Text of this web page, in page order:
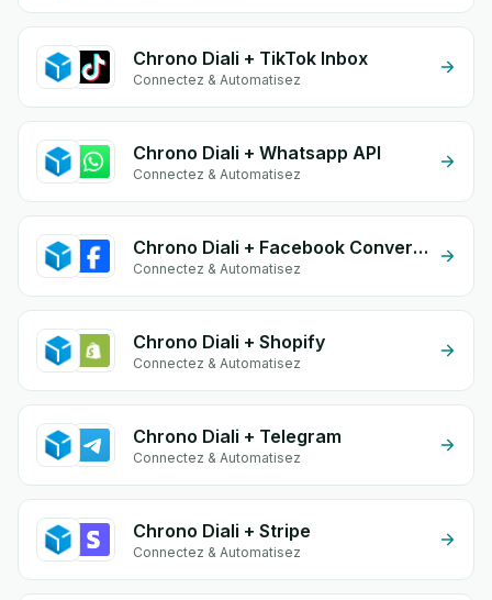
Chrono Diali + TikTok Inbox
Connectez & Automatisez
Chrono Diali + Whatsapp API
Connectez & Automatisez
Chrono Diali + Facebook Conversion API (CAPI)
Connectez & Automatisez
Chrono Diali + Shopify
Connectez & Automatisez
Chrono Diali + Telegram
Connectez & Automatisez
Chrono Diali + Stripe
Connectez & Automatisez